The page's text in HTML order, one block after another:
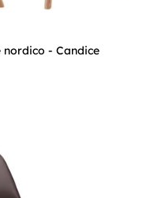
nordico - Candice